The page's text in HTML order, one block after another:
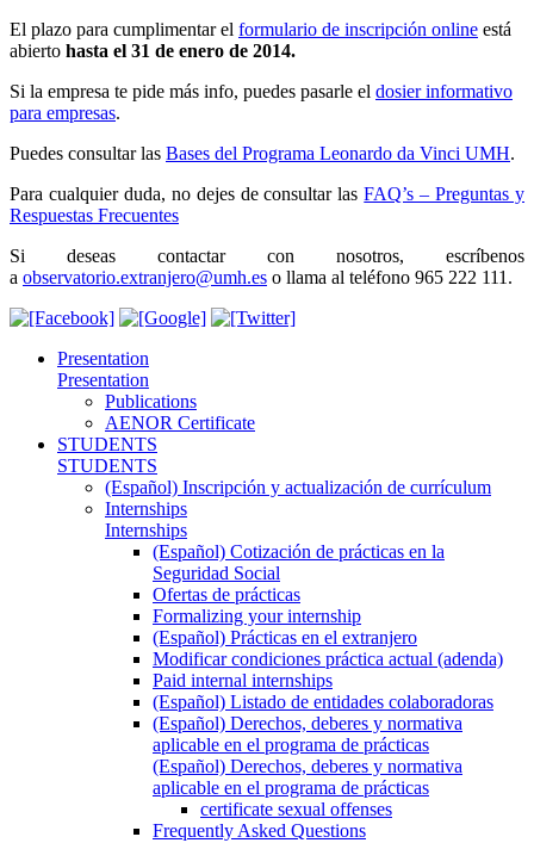
El plazo para cumplimentar el formulario de inscripción online está
abierto hasta el 31 de enero de 2014.
Si la empresa te pide más info, puedes pasarle el dosier informativo
para empresas.
Puedes consultar las Bases del Programa Leonardo da Vinci UMH.
Para cualquier duda, no dejes de consultar lasFAQ’s – Preguntas y
Respuestas Frecuentes
Si deseas contactar con nosotros, escríbenos
a observatorio.extranjero@umh.es o llama al teléfono 965 222 111.
Presentation
Presentation
Publications
AENOR Certificate
STUDENTS
STUDENTS
(Español) Inscripción y actualización de currículum
Internships
Internships
(Español) Cotización de prácticas en la
Seguridad Social
Ofertas de prácticas
Formalizing your internship
(Español) Prácticas en el extranjero
Modificar condiciones práctica actual (adenda)
Paid internal internships
(Español) Listado de entidades colaboradoras
(Español) Derechos, deberes y normativa
aplicable en el programa de prácticas
(Español) Derechos, deberes y normativa
aplicable en el programa de prácticas
certificate sexual offenses
Frequently Asked Questions